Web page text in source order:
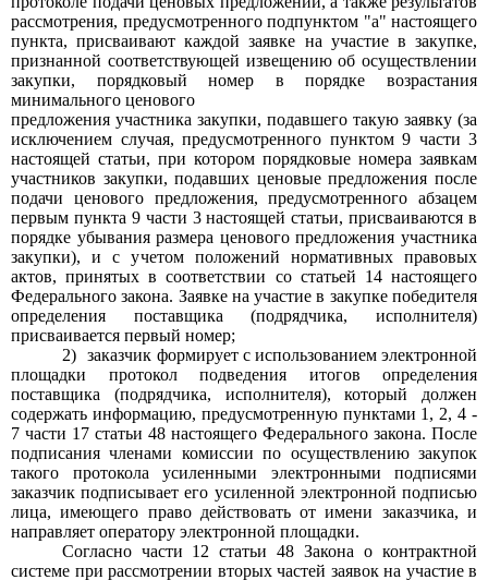
рассмотрения, предусмотренного подпунктом "а" настоящего
пункта, присваивают каждой заявке на участие в закупке,
признанной соответствующей извещению об осуществлении
закупки, порядковый номер в порядке возрастания
минимального ценового
предложения участника закупки, подавшего такую заявку (за
исключением случая, предусмотренного пунктом 9 части 3
настоящей статьи, при котором порядковые номера заявкам
участников закупки, подавших ценовые предложения после
подачи ценового предложения, предусмотренного абзацем
первым пункта 9 части 3настоящей статьи, присваиваются в
порядке убывания размера ценового предложения участника
закупки), и с учетом положений нормативных правовых
актов, принятых в соответствии со статьей 14настоящего
Федерального закона. Заявке на участие в закупке победителя
определения поставщика (подрядчика, исполнителя)
присваивается первый номер;
2)
заказчик формирует с использованием электронной
площадки протокол подведения итогов определения
поставщика (подрядчика, исполнителя), который должен
содержать информацию, предусмотренную пунктами 1, 2, 4 -
7 части 17 статьи 48 настоящего Федерального закона. После
подписания членами комиссии по осуществлению закупок
такого протокола усиленными электронными подписями
заказчик подписывает его усиленной электронной подписью
лица, имеющего право действовать от имени заказчика, и
направляет оператору электронной площадки.
Согласно части 12статьи48Закона о контрактной
системе при рассмотрении вторых частей заявок на участие в